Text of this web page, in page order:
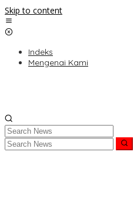
Skip to content
Indeks
Mengenai Kami